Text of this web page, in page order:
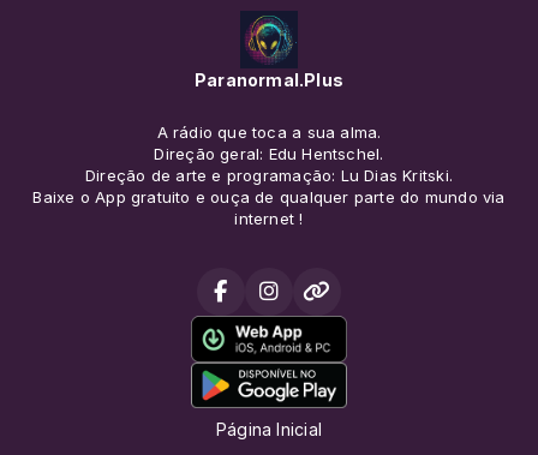
Paranormal.Plus
A rádio que toca a sua alma.
Direção geral: Edu Hentschel.
Direção de arte e programação: Lu Dias Kritski.
Baixe o App gratuito e ouça de qualquer parte do mundo via
internet !
Página Inicial